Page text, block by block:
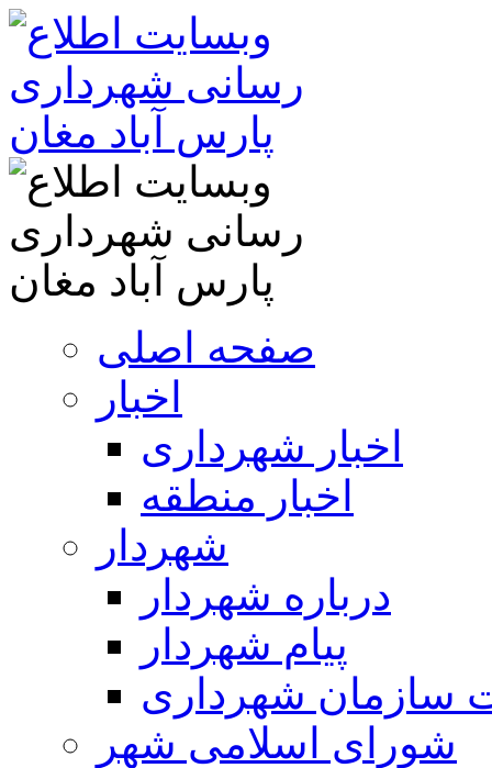
صفحه اصلی
اخبار
اخبار شهرداری
اخبار منطقه
شهردار
درباره شهردار
پیام شهردار
سازمان شهرداری
شورای اسلامی شهر